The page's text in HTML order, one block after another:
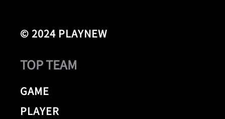
© 2024 PLAYNEW
TOP TEAM
GAME
PLAYER